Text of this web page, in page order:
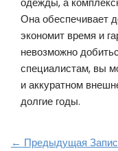
Она обеспечивает
экономит время и
невозможно
специалистам, вы
и аккуратном
долгие годы.
Навигация
← Предыдущая